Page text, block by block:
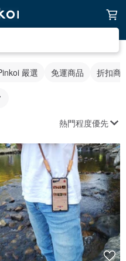
嚴選 免運商品 折扣商
熱門程度優先